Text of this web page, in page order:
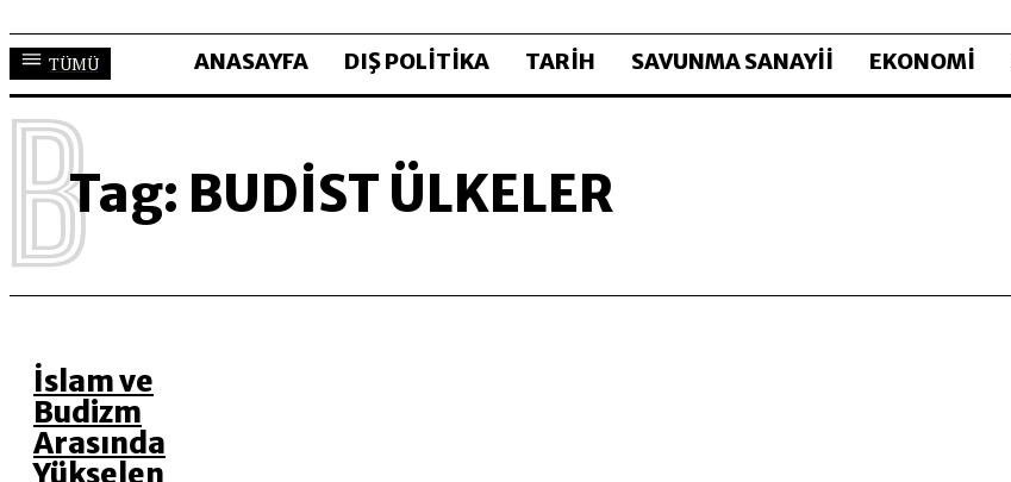
TÜMÜ ANASAYFA DIŞ POLİTİKA TARİH SAVUNMA SANAYİİ EKONOMİ
Tag: BUDIST ÜLKELER
B
İslam ve
Budizm
Arasında
Yükselen